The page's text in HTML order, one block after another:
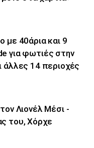
με 40άρια και 9
για φωτιές στην
άλλες 14 περιοχές
Λιονέλ Μέσι -
του, Χόρχε